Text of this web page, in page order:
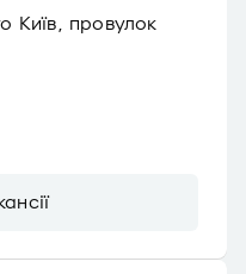
Київ, провулок